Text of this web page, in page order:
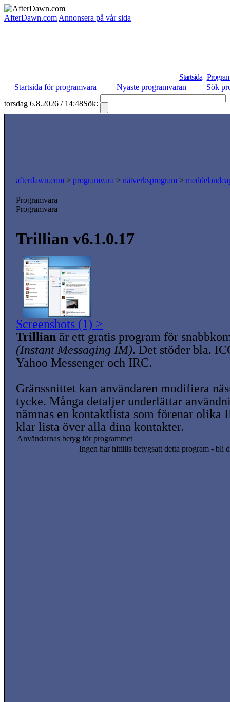
AfterDawn.com Annonsera på vår sida
Startsida
Startsida för programvara
Nyaste programvaran
Sök
torsdag 6.8.2026 / 14:48Sök:
afterdawn.com > programvara > nätverksprogram >
Programvara
Programvara
Trillian v6.1.0.17
Screenshots (1) >
Trillian är ett gratis program för
(Instant Messaging IM). Det stöder bla.
Yahoo Messenger och IRC.
Gränssnittet kan användaren modifiera
tycke. Många detaljer underlättar
nämnas en kontaktlista som förenar olika
klar lista över alla dina kontakter.
Användarnas betyg för programmet
Ingen har hittills betygsatt detta program - bli